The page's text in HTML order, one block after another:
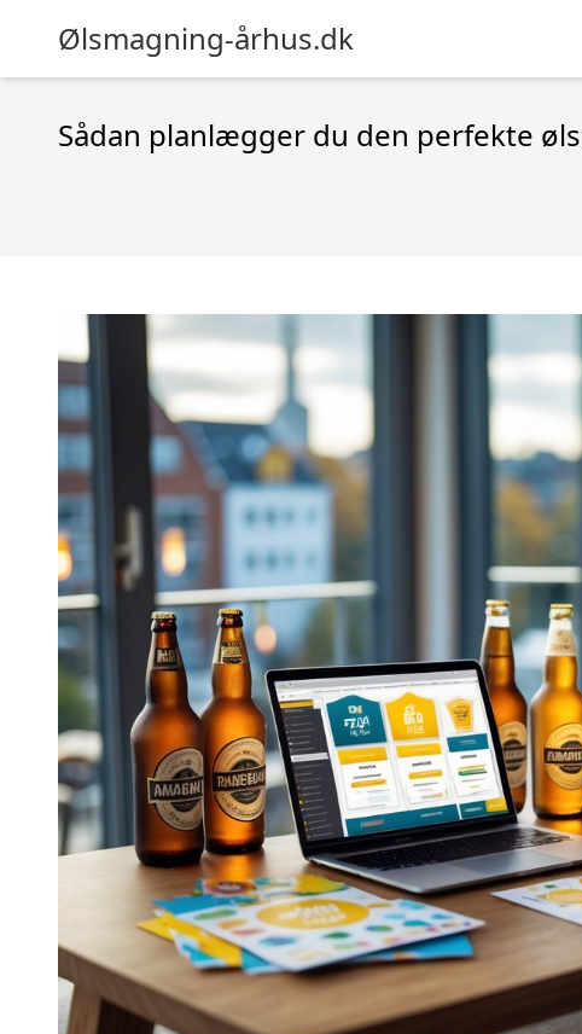
Ølsmagning-århus.dk
Sådan planlægger du den perfekte